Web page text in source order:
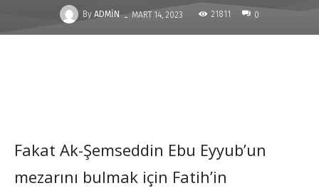
By ADMIN - MART 14, 2023 21811 0
Fakat Ak-Şemseddin Ebu Eyyub’un
mezarını bulmak için Fatih’in